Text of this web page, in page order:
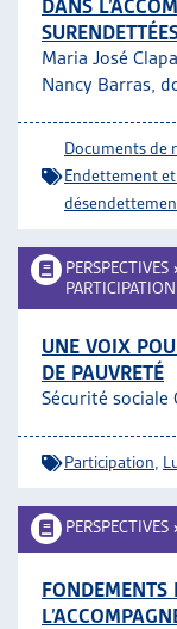
DANS
Maria José
Nancy Barras,
Documents de
Endettement
PERSPECTIVES
PARTICIPATION
UNE VOIX
DE PAUVRETÉ
Sécurité sociale
Participation
PERSPECTIVES
FONDEMENTS